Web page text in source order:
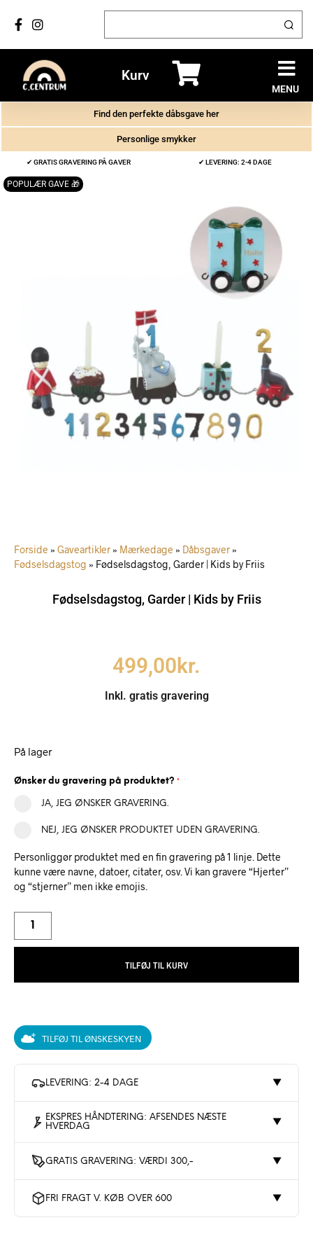
Kurv
MENU
Find den perfekte dåbsgave her
Personlige smykker
✔ GRATIS GRAVERING PÅ GAVER ✔ LEVERING: 2-4 DAGE
POPULÆR GAVE 🎁
Forside » Gaveartikler » Mærkedage » Dåbsgaver »
Fødselsdagstog » Fødselsdagstog, Garder | Kids by Friis
Fødselsdagstog, Garder | Kids by Friis
499,00kr.
Inkl. gratis gravering
På lager
Ønsker du gravering på produktet? *
JA, JEG ØNSKER GRAVERING.
NEJ, JEG ØNSKER PRODUKTET UDEN GRAVERING.
Personliggør produktet med en fin gravering på 1 linje. Dette
kunne være navne, datoer, citater, osv. Vi kan gravere “Hjerter”
og “stjerner” men ikke emojis.
TILFØJ TIL KURV
TILFØJ TIL ØNSKESKYEN
LEVERING: 2-4 DAGE ▼
EKSPRES HÅNDTERING: AFSENDES NÆSTE
HVERDAG
▼
GRATIS GRAVERING: VÆRDI 300,- ▼
FRI FRAGT V. KØB OVER 600 ▼